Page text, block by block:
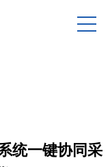
统一键协同采